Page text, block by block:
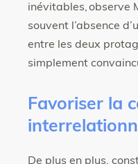
inévitables, observe
souvent l’absence
entre les deux
simplement
Favoriser la
De plus en plus,